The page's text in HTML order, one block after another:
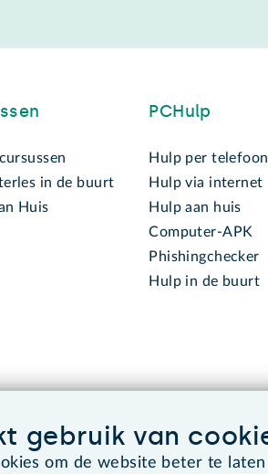
in de buurt
Huis
PCHulp
Hulp per telefoon
Hulp via internet
Hulp aan huis
Computer-APK
Phishingchecker
Hulp in de buurt
u.
gebruik van
om de website beter te laten